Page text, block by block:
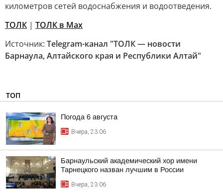
километров сетей водоснабжения и водоотведения.
ТОЛК | ТОЛК в Мах
Источник: Telegram-канал "ТОЛК — новости
Барнаула, Алтайского края и Республики Алтай"
ТОП
Погода 6 августа
Вчера, 23:06
Барнаульский академический хор имени
Тарнецкого назван лучшим в России
Вчера, 23:06